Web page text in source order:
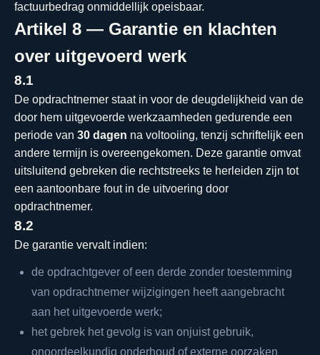
factuurbedrag onmiddellijk opeisbaar.
Artikel 8 — Garantie en klachten
over uitgevoerd werk
8.1
De opdrachtnemer staat in voor de deugdelijkheid van de
door hem uitgevoerde werkzaamheden gedurende een
periode van 30 dagen na voltooiing, tenzij schriftelijk een
andere termijn is overeengekomen. Deze garantie omvat
uitsluitend gebreken die rechtstreeks te herleiden zijn tot
een aantoonbare fout in de uitvoering door
opdrachtnemer.
8.2
De garantie vervalt indien:
de opdrachtgever of een derde zonder toestemming
van opdrachtnemer wijzigingen heeft aangebracht
aan het uitgevoerde werk;
het gebrek het gevolg is van onjuist gebruik,
onoordeelkundig onderhoud of externe oorzaken